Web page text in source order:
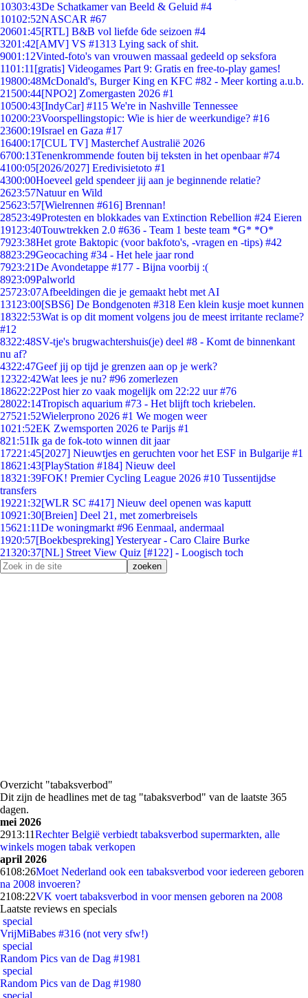
10303:43De Schatkamer van Beeld & Geluid #4
10102:52NASCAR #67
20601:45[RTL] B&B vol liefde 6de seizoen #4
3201:42[AMV] VS #1313 Lying sack of shit.
9001:12Vinted-foto's van vrouwen massaal gedeeld op seksfora
1101:11 [gratis] Videogames Part 9: Gratis en free-to-play games!
19800:48McDonald's, Burger King en KFC #82 - Meer korting a.u.b.
21500:44[NPO2] Zomergasten 2026 #1
10500:43[IndyCar] #115 We're in Nashville Tennessee
10200:23Voorspellingstopic: Wie is hier de weerkundige? #16
23600:19Israel en Gaza #17
16400:17[CUL TV] Masterchef Australië 2026
6700:13Tenenkrommende fouten bij teksten in het openbaar #74
4100:05[2026/2027] Eredivisietoto #1
4300:00Hoeveel geld spendeer jij aan je beginnende relatie?
2623:57Natuur en Wild
25623:57[Wielrennen #616] Brennan!
28523:49Protesten en blokkades van Extinction Rebellion #24 Eieren
191 23:40Touwtrekken 2.0 #636 - Team 1 beste team *G* *O*
7923:38Het grote Baktopic (voor bakfoto's, -vragen en -tips) #42
8823:29Geocaching #34 - Het hele jaar rond
7923:21De Avondetappe #177 - Bijna voorbij :(
8923:09Palworld
25723:07Afbeeldingen die je gemaakt hebt met AI
131 23:00[SBS6] De Bondgenoten #318 Een klein kusje moet kunnen
18322:53Wat is op dit moment volgens jou de meest irritante reclame?
#12
8322:48SV-tje's brugwachtershuis(je) deel #8 - Komt de binnenkant
nu af?
4322:47Geef jij op tijd je grenzen aan op je werk?
12322:42Wat lees je nu? #96 zomerlezen
18622:22Post hier zo vaak mogelijk om 22:22 uur #76
28022:14Tropisch aquarium #73 - Het blijft toch kriebelen.
27521:52Wielerprono 2026 #1 We mogen weer
1021:52EK Zwemsporten 2026 te Parijs #1
821:51Ik ga de fok-toto winnen dit jaar
17221:45[2027] Nieuwtjes en geruchten voor het ESF in Bulgarije #1
18621:43[PlayStation #184] Nieuw deel
18321:39FOK! Premier Cycling League 2026 #10 Tussentijdse
transfers
19221:32[WLR SC #417] Nieuw deel openen was kaputt
10921:30[Breien] Deel 21, met zomerbreisels
15621:11De woningmarkt #96 Eenmaal, andermaal
1920:57[Boekbespreking] Yesteryear - Caro Claire Burke
21320:37[NL] Street View Quiz [#122] - Loogisch toch
Overzicht "tabaksverbod"
Dit zijn de headlines met de tag "tabaksverbod" van de laatste 365
dagen.
mei 2026
2913:11Rechter België verbiedt tabaksverbod supermarkten, alle
winkels mogen tabak verkopen
april 2026
6108:26Moet Nederland ook een tabaksverbod voor iedereen geboren
na 2008 invoeren?
2108:22VK voert tabaksverbod in voor mensen geboren na 2008
Laatste reviews en specials
special
VrijMiBabes #316 (not very sfw!)
special
Random Pics van de Dag #1981
special
Random Pics van de Dag #1980
special